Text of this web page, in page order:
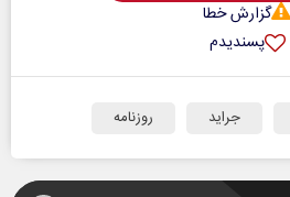
گزارش خطا
پسندیدم
جراید روزنامه